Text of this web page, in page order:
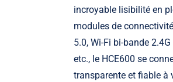
incroyable lisibilité en
modules de
5.0, Wi-Fi bi-bande
etc., le HCE600 se
transparente et fiable à